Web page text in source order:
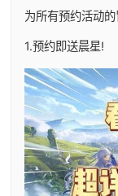
为所有预约活动
1.预约即送晨星!